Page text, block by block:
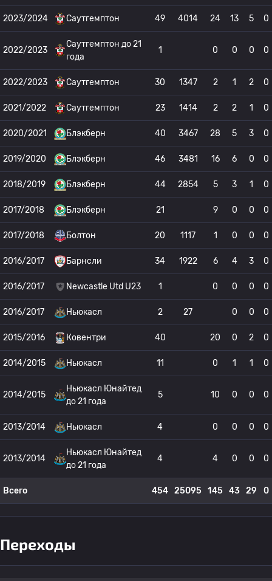
2023/2024 Саутгемптон 49 4014 24 13 5 0
2022/2023
Саутгемптон до 21
года
1 0 0 0 0
2022/2023 Саутгемптон 30 1347 2 1 2 0
2021/2022 Саутгемптон 23 1414 2 2 1 0
2020/2021 Блэкберн 40 3467 28 5 3 0
2019/2020 Блэкберн 46 3481 16 6 0 0
2018/2019 Блэкберн 44 2854 5 3 1 0
2017/2018 Блэкберн 21 9 0 0 0
2017/2018 Болтон 20 1117 1 0 0 0
2016/2017 Барнсли 34 1922 6 4 3 0
2016/2017 Newcastle Utd U23 1 0 0 0 0
2016/2017 Ньюкасл 2 27 0 0 0
2015/2016 Ковентри 40 20 0 2 0
2014/2015 Ньюкасл 11 0 1 1 0
2014/2015
Ньюкасл Юнайтед
до 21 года
5 10 0 0 0
2013/2014 Ньюкасл 4 0 0 0 0
2013/2014
Ньюкасл Юнайтед
до 21 года
4 4 0 0 0
Всего 454 25095 145 43 29 0
Переходы